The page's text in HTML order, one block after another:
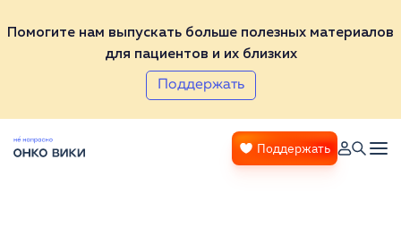
Помогите нам выпускать больше полезных материалов
для пациентов и их близких
Поддержать
Поддержать